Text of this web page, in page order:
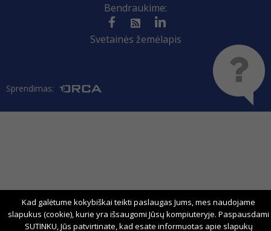
Bendraukime:
Svetainės žemėlapis
Sprendimas:
Kad galėtume kokybiškai teikti paslaugas Jums, mes naudojame
slapukus (cookie), kurie yra išsaugomi Jūsų kompiuteryje. Paspausdami
SUTINKU, Jūs patvirtinate, kad esate informuotas apie slapukų